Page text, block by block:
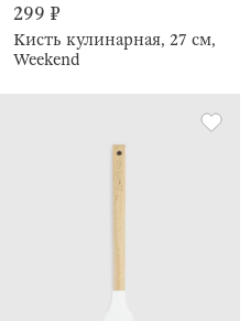
299 ₽
Кисть кулинарная, 27 см,
Weekend